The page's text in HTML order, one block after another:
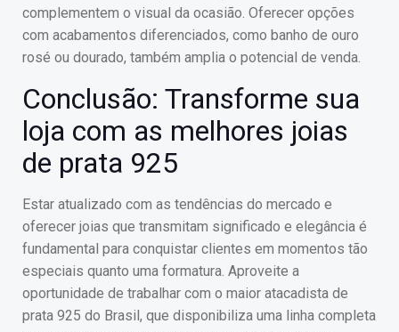
complementem o visual da ocasião. Oferecer opções
com acabamentos diferenciados, como banho de ouro
rosé ou dourado, também amplia o potencial de venda.
Conclusão: Transforme sua
loja com as melhores joias
de prata 925
Estar atualizado com as tendências do mercado e
oferecer joias que transmitam significado e elegância é
fundamental para conquistar clientes em momentos tão
especiais quanto uma formatura. Aproveite a
oportunidade de trabalhar com o maior atacadista de
prata 925 do Brasil, que disponibiliza uma linha completa